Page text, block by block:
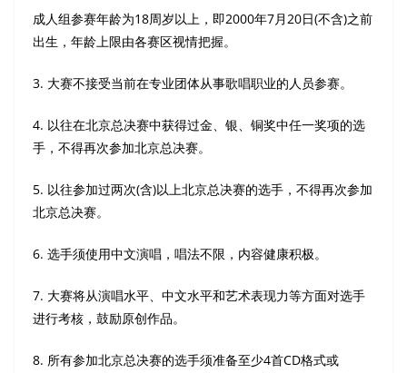
成人组参赛年龄为18周岁以上，即2000年7月20日(不含)之前
出生，年龄上限由各赛区视情把握。
3. 大赛不接受当前在专业团体从事歌唱职业的人员参赛。
4. 以往在北京总决赛中获得过金、银、铜奖中任一奖项的选
手，不得再次参加北京总决赛。
5. 以往参加过两次(含)以上北京总决赛的选手，不得再次参加
北京总决赛。
6. 选手须使用中文演唱，唱法不限，内容健康积极。
7. 大赛将从演唱水平、中文水平和艺术表现力等方面对选手
进行考核，鼓励原创作品。
8. 所有参加北京总决赛的选手须准备至少4首CD格式或